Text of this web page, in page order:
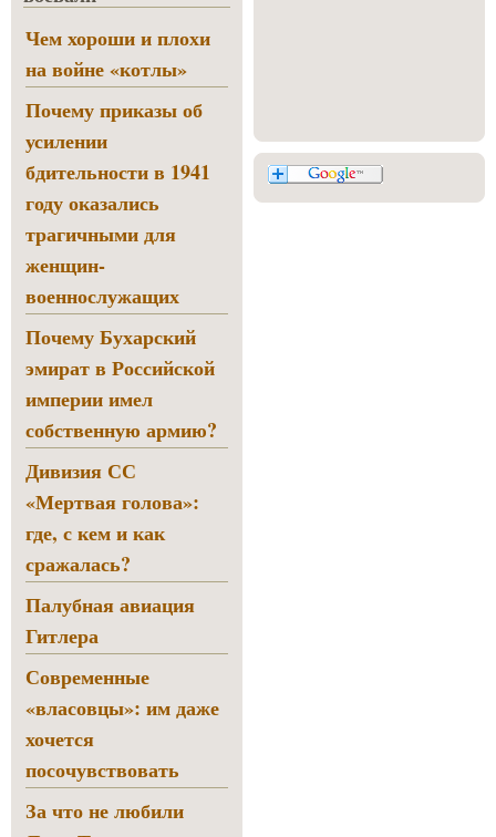
Чем хороши и плохи
на войне «котлы»
Почему приказы об
усилении
бдительности в 1941
году оказались
трагичными для
женщин-
военнослужащих
Почему Бухарский
эмират в Российской
империи имел
собственную армию?
Дивизия СС
«Мертвая голова»:
где, с кем и как
сражалась?
Палубная авиация
Гитлера
Современные
«власовцы»: им даже
хочется
посочувствовать
За что не любили